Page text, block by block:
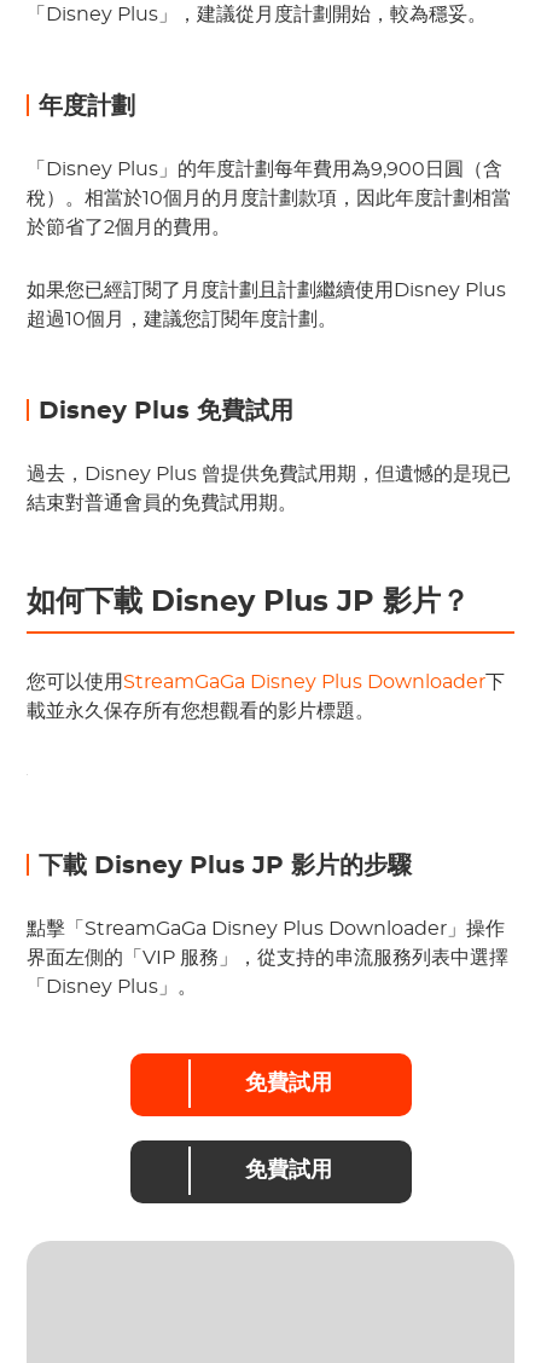
「Disney Plus」，建議從月度計劃開始，較為穩妥。
年度計劃
「Disney Plus」的年度計劃每年費用為9,900日圓（含
稅）。相當於10個月的月度計劃款項，因此年度計劃相當
於節省了2個月的費用。
如果您已經訂閱了月度計劃且計劃繼續使用Disney Plus
超過10個月，建議您訂閱年度計劃。
Disney Plus 免費試用
過去，Disney Plus 曾提供免費試用期，但遺憾的是現已
結束對普通會員的免費試用期。
如何下載 Disney Plus JP 影片？
您可以使用 StreamGaGa Disney Plus Downloader 下
載並永久保存所有您想觀看的影片標題。
下載 Disney Plus JP 影片的步驟
點擊「StreamGaGa Disney Plus Downloader」操作
界面左側的「VIP 服務」，從支持的串流服務列表中選擇
「Disney Plus」。
免費試用
免費試用